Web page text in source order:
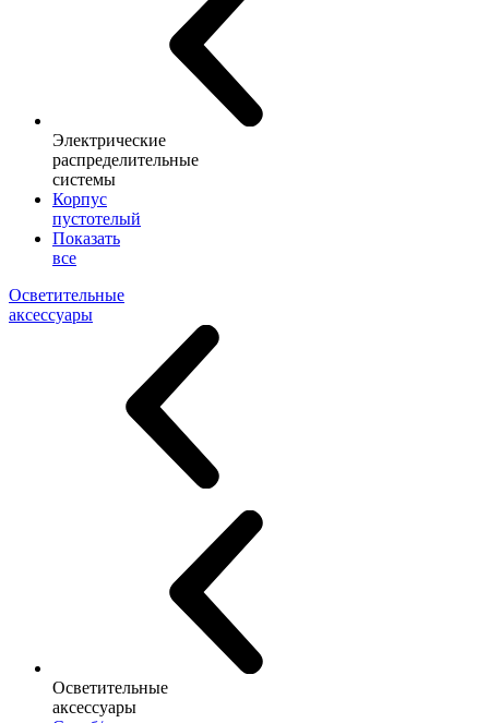
Электрические
распределительные
системы
Корпус
пустотелый
Показать
все
Осветительные
аксессуары
Осветительные
аксессуары